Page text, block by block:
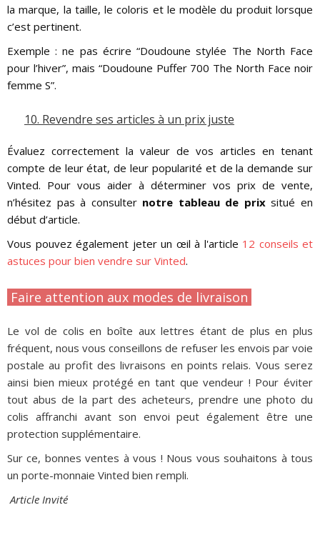
la marque, la taille, le coloris et le modèle du produit lorsque
c’est pertinent.
Exemple : ne pas écrire “Doudoune stylée The North Face
pour l’hiver”, mais “Doudoune Puffer 700 The North Face noir
femme S”.
10. Revendre ses articles à un prix juste
Évaluez correctement la valeur de vos articles en tenant
compte de leur état, de leur popularité et de la demande sur
Vinted. Pour vous aider à déterminer vos prix de vente,
n’hésitez pas à consulter notre tableau de prixsitué en
début d’article.
Vous pouvez également jeter un œil à l'article 12 conseils et
astuces pour bien vendre sur Vinted.
Faire attention aux modes de livraison
Le vol de colis en boîte aux lettres étant de plus en plus
fréquent, nous vous conseillons de refuser les envois par voie
postale au profit des livraisons en points relais. Vous serez
ainsi bien mieux protégé en tant que vendeur ! Pour éviter
tout abus de la part des acheteurs, prendre une photo du
colis affranchi avant son envoi peut également être une
protection supplémentaire.
Sur ce, bonnes ventes à vous ! Nous vous souhaitons à tous
un porte-monnaie Vinted bien rempli.
Article Invité